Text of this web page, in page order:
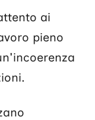
ai
pieno